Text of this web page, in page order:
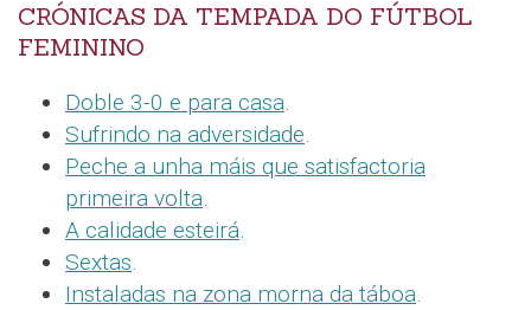
CRÓNICAS DA TEMPADA DO FÚTBOL
FEMININO
Doble 3-0 e para casa.
Sufrindo na adversidade.
Peche a unha máis que satisfactoria
primeira volta.
A calidade esteirá.
Sextas.
Instaladas na zona morna da táboa.